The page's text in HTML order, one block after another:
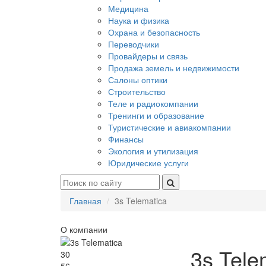
Медицина
Наука и физика
Охрана и безопасность
Переводчики
Провайдеры и связь
Продажа земель и недвижимости
Салоны оптики
Строительство
Теле и радиокомпании
Тренинги и образование
Туристические и авиакомпании
Финансы
Экология и утилизация
Юридические услуги
Главная 3s Telematica
О компании
30
3s